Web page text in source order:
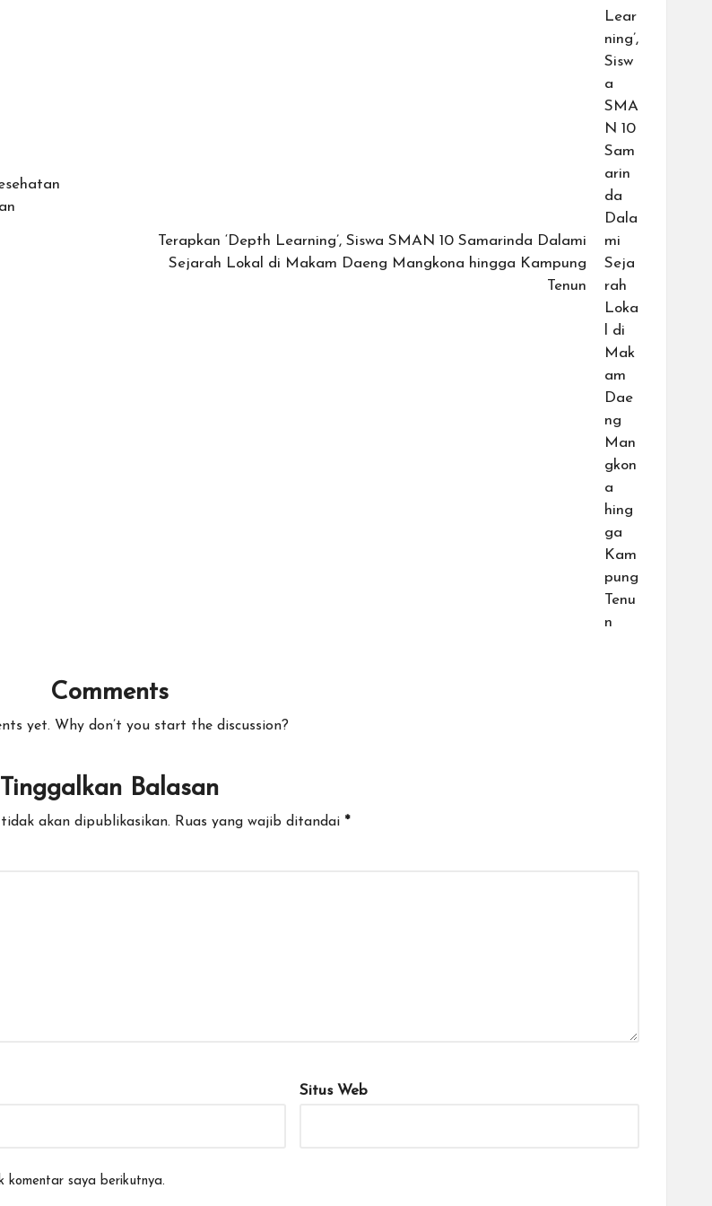
Terapkan ‘Depth Learning’, Siswa SMAN 10 Samarinda Dalami
Sejarah Lokal di Makam Daeng Mangkona hingga Kampung
Tenun
Comments
yet. Why don’t you start the discussion?
Tinggalkan Balasan
akan dipublikasikan. Ruas yang wajib ditandai *
Situs Web
komentar saya berikutnya.